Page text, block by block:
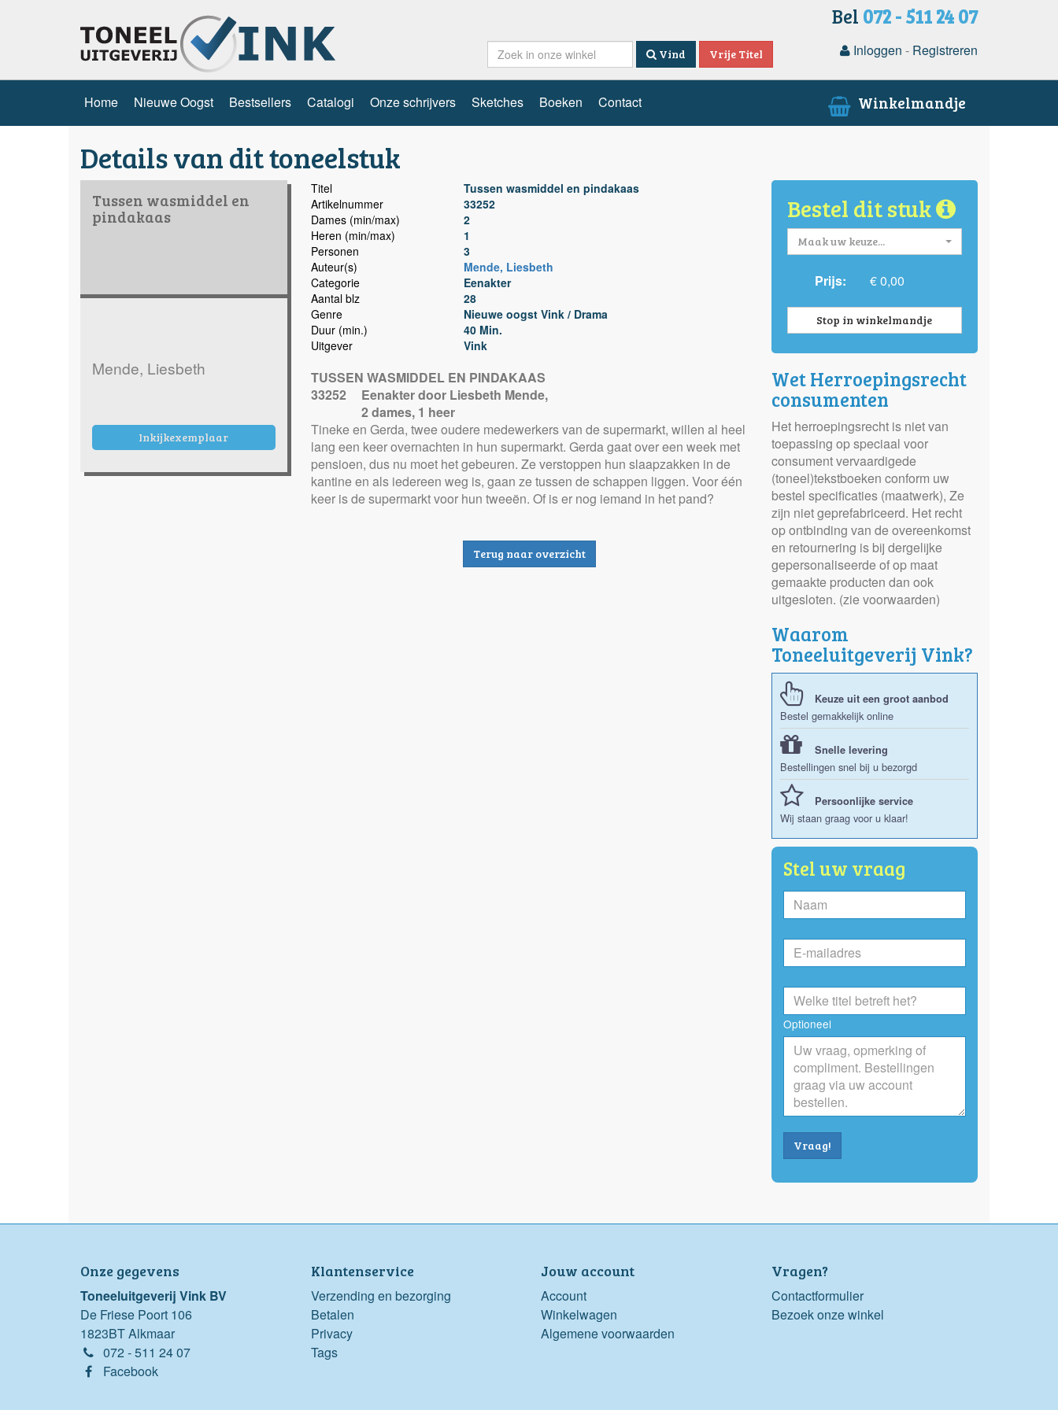
Bel 072 - 511 24 07
Vind Vrije Titel Inloggen - Registreren
Home Nieuwe Oogst Bestsellers Catalogi Onze schrijvers Sketches Boeken Contact Winkelmandje
Details van dit toneelstuk
Tussen wasmiddel en
pindakaas
Mende, Liesbeth
Inkijkexemplaar
Titel
Tussen wasmiddel en pindakaas
Artikelnummer
33252
Dames (min/max)
2
Heren (min/max)
1
Personen
3
Auteur(s)
Mende, Liesbeth
Categorie
Eenakter
Aantal blz
28
Genre
Nieuwe oogst Vink / Drama
Duur (min.)
40 Min.
Uitgever
Vink
TUSSEN WASMIDDEL EN PINDAKAAS
33252
Eenakter door Liesbeth Mende,
2 dames, 1 heer
Tineke en Gerda, twee oudere medewerkers van de supermarkt, willen al heel
lang een keer overnachten in hun supermarkt. Gerda gaat over een week met
pensioen, dus nu moet het gebeuren. Ze verstoppen hun slaapzakken in de
kantine en als iedereen weg is, gaan ze tussen de schappen liggen. Voor één
keer is de supermarkt voor hun tweeën. Of is er nog iemand in het pand?
Terug naar overzicht
Bestel dit stuk
Maak uw keuze...
Prijs: € 0,00
Stop in winkelmandje
Wet Herroepingsrecht
consumenten
Het herroepingsrecht is niet van
toepassing op speciaal voor
consument vervaardigede
(toneel)tekstboeken conform uw
bestel specificaties (maatwerk), Ze
zijn niet geprefabriceerd. Het recht
op ontbinding van de overeenkomst
en retournering is bij dergelijke
gepersonaliseerde of op maat
gemaakte producten dan ook
uitgesloten. (zie voorwaarden)
Waarom
Toneeluitgeverij Vink?
Keuze uit een groot aanbod
Bestel gemakkelijk online
Snelle levering
Bestellingen snel bij u bezorgd
Persoonlijke service
Wij staan graag voor u klaar!
Stel uw vraag
Optioneel
Vraag!
Onze gegevens
Toneeluitgeverij Vink BV
De Friese Poort 106
1823BT Alkmaar
072 - 511 24 07
Facebook
Klantenservice
Verzending en bezorging
Betalen
Privacy
Tags
Jouw account
Account
Winkelwagen
Algemene voorwaarden
Vragen?
Contactformulier
Bezoek onze winkel